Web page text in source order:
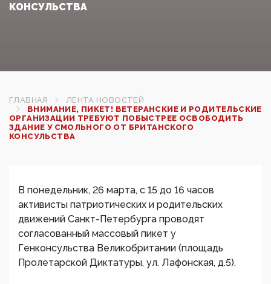
КОНСУЛЬСТВА
ГЛАВНАЯ
ЛЕНТА НОВОСТЕЙ
ВНИМАНИЕ, ПИКЕТ! ВЕТЕРАНСКИЕ И РОДИТЕЛЬСКИЕ
ОРГАНИЗАЦИИ ТРЕБУЮТ ПОБЫСТРЕЕ ОСВОБОДИТЬ
ЗДАНИЕ У СМОЛЬНОГО ОТ БРИТАНСКОГО
КОНСУЛЬСТВА
В понедельник, 26 марта, с 15 до 16 часов
активисты патриотических и родительских
движений Санкт-Петербурга проводят
согласованный массовый пикет у
Генконсульства Великобритании (площадь
Пролетарской Диктатуры, ул. Лафонская, д.5).